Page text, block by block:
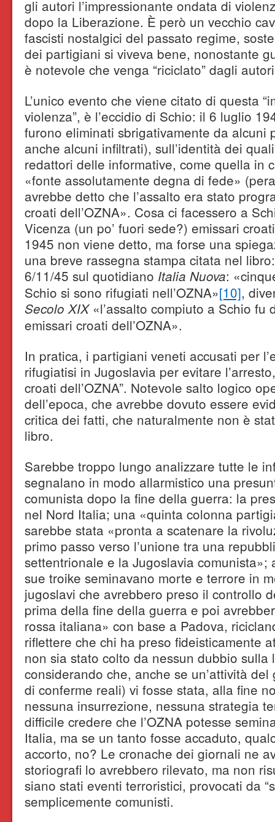
gli autori l’impressionante ondata di
dopo la Liberazione. È però un vecchio
fascisti nostalgici del passato regime,
dei partigiani si viveva bene, nonostante
è notevole che venga “riciclato” dagli
L’unico evento che viene citato di questa
violenza”, è l’eccidio di Schio: il 6 luglio
furono eliminati sbrigativamente da alcuni
anche alcuni infiltrati), sull’identità dei
redattori delle informative, come quella in
«fonte assolutamente degna di fede»
avrebbe detto che l’assalto era stato
croati dell’OZNA». Cosa ci facessero a
Vicenza (un po’ fuori sede?) emissari
1945 non viene detto, ma forse una
una breve rassegna stampa citata nel
6/11/45 sul quotidiano Italia Nuova:
Schio si sono rifugiati nell’OZNA»[10],
Secolo XIX «l’assalto compiuto a Schio fu
emissari croati dell’OZNA».
In pratica, i partigiani veneti accusati per
rifugiatisi in Jugoslavia per evitare
croati dell’OZNA”. Notevole salto logico
dell’epoca, che avrebbe dovuto essere
critica dei fatti, che naturalmente non è
libro.
Sarebbe troppo lungo analizzare tutte le
segnalano in modo allarmistico una
comunista dopo la fine della guerra: la
nel Nord Italia; una «quinta colonna
sarebbe stata «pronta a scatenare la
primo passo verso l’unione tra una
settentrionale e la Jugoslavia comunista»;
sue troike seminavano morte e terrore in
jugoslavi che avrebbero preso il controllo
prima della fine della guerra e poi
rossa italiana» con base a Padova,
riflettere che chi ha preso fideisticamente
non sia stato colto da nessun dubbio
considerando che, anche se un’attività
di conferme reali) vi fosse stata, alla fine
nessuna insurrezione, nessuna strategia
difficile credere che l’OZNA potesse
Italia, ma se un tanto fosse accaduto,
accorto, no? Le cronache dei giornali ne
storiografi lo avrebbero rilevato, ma non
siano stati eventi terroristici, provocati da
semplicemente comunisti.